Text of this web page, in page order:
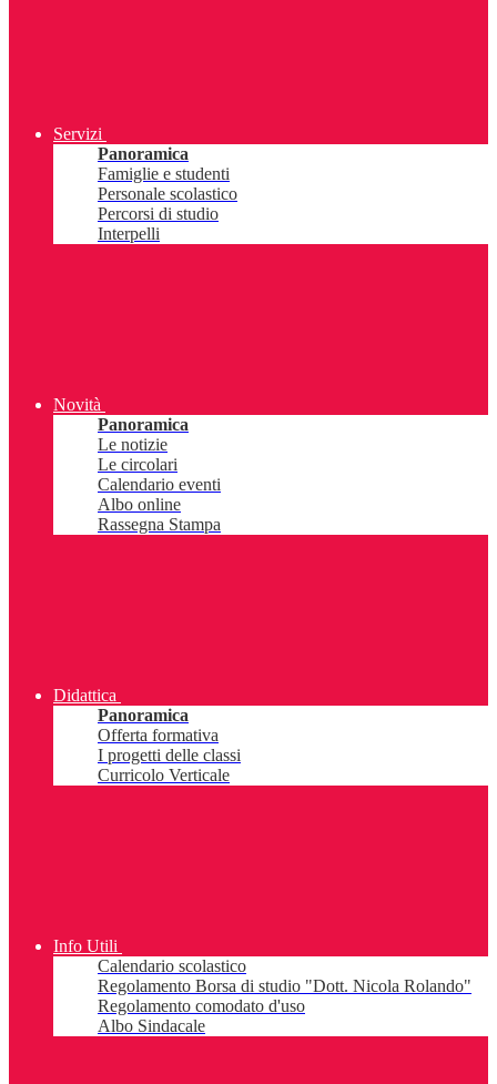
Servizi
Panoramica
Famiglie e studenti
Personale scolastico
Percorsi di studio
Interpelli
Novità
Panoramica
Le notizie
Le circolari
Calendario eventi
Albo online
Rassegna Stampa
Didattica
Panoramica
Offerta formativa
I progetti delle classi
Curricolo Verticale
Info Utili
Calendario scolastico
Regolamento Borsa di studio "Dott. Nicola Rolando"
Regolamento comodato d'uso
Albo Sindacale